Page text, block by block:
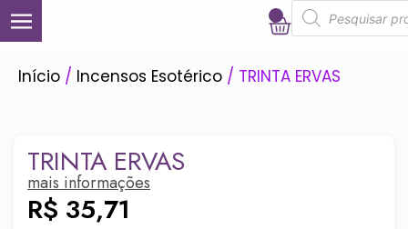
Início / Incensos Esotérico / TRINTA ERVAS
TRINTA ERVAS
mais informações
R$ 35,71